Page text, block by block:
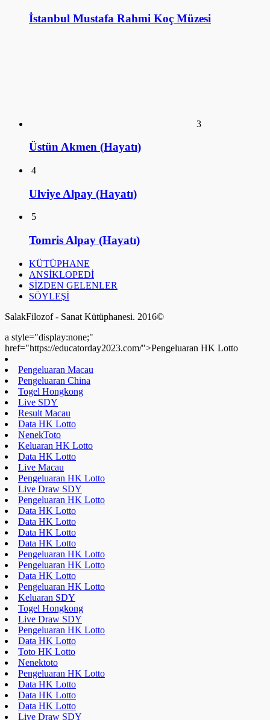
ANSİKLOPEDİ
SİZDEN GELENLER
SÖYLEŞİ
SalakFilozof - Sanat Kütüphanesi. 2016©
href="https://educatorday2023.com/">Pengeluaran HK Lotto
Pengeluaran Macau
Pengeluaran China
Live SDY
Data HK Lotto
NenekToto
Data HK Lotto
Live Macau
Pengeluaran HK Lotto
Live Draw SDY
Pengeluaran HK Lotto
Data HK Lotto
Data HK Lotto
Data HK Lotto
Data HK Lotto
Pengeluaran HK Lotto
Pengeluaran HK Lotto
Data HK Lotto
Pengeluaran HK Lotto
Keluaran SDY
Togel Hongkong
Live Draw SDY
Pengeluaran HK Lotto
Data HK Lotto
Toto HK Lotto
Nenektoto
Pengeluaran HK Lotto
Data HK Lotto
Data HK Lotto
Data HK Lotto
Live Draw SDY
Keluaran HK Lotto
Pengeluaran HK Lotto
a style="display:none;"
href="https://educatorday2023.com/">Pengeluaran HK Lotto
Result Macau
Pengeluaran HK